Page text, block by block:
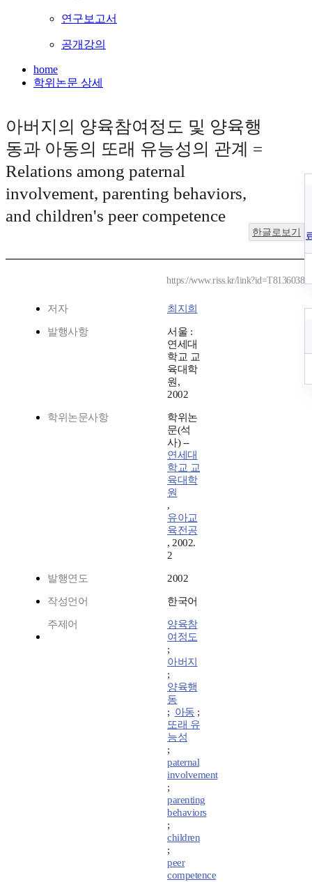
연구보고서
공개강의
home
학위논문 상세
아버지의 양육참여정도 및 양육행
동과 아동의 또래 유능성의 관계 =
Relations among paternal
involvement, parenting behaviors,
and children's peer competence
한글로보기
https://www.riss.kr/link?id=T8136038
저자 최지희
발행사항
서울 :
연세대
학교 교
육대학
원,
2002
학위논문사항
학위논
문(석
사) --
연세대
학교 교
육대학
원
,
유아교
육전공
, 2002.
2
발행연도 2002
작성언어 한국어
주제어
양육참
여정도
;
아버지
;
양육행
동
; 아동 ;
또래 유
능성
;
paternal
involvement
;
parenting
behaviors
;
children
;
peer
competence